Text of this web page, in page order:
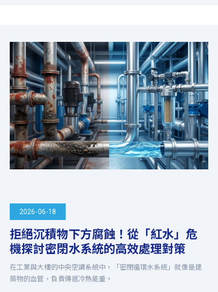
2026-06-18
拒絕沉積物下方腐蝕！從「紅水」危
機探討密閉水系統的高效處理對策
在工業與大樓的中央空調系統中，「密閉循環水系統」就像是建
築物的血管，負責傳遞冷熱能量。